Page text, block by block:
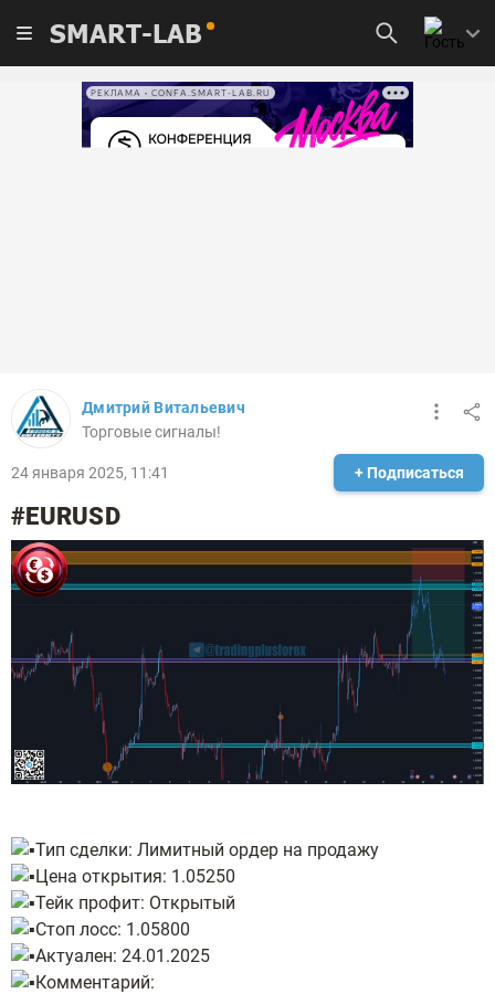
SMART-LAB
РЕКЛАМА • CONFA.SMART-LAB.RU
Дмитрий Витальевич
Торговые сигналы!
24 января 2025, 11:41 + Подписаться
#EURUSD
Тип сделки: Лимитный ордер на продажу
Цена открытия: 1.05250
Тейк профит: Открытый
Стоп лосс: 1.05800
Актуален: 24.01.2025
Комментарий: